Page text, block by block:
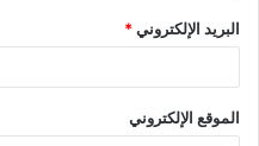
البريد الإلكتروني*
الموقع الإلكتروني